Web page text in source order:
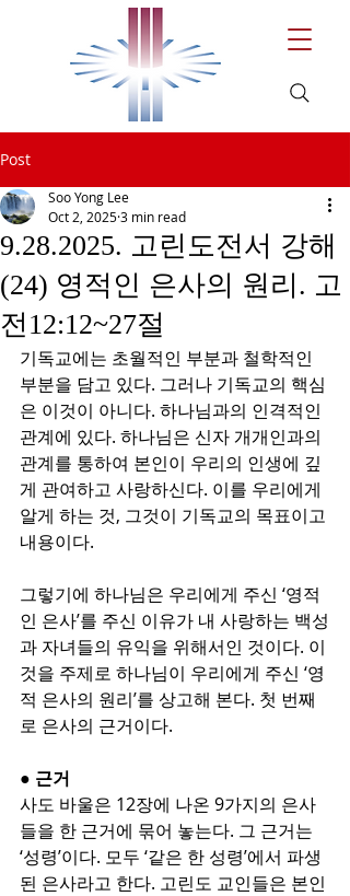
Post
9.28.2025. 고린도전서 강해
(24) 영적인 은사의 원리. 고
전12:12~27절
Soo Yong Lee
Oct 2, 20253 min read
기독교에는 초월적인 부분과 철학적인
부분을 담고 있다. 그러나 기독교의 핵심
은 이것이 아니다. 하나님과의 인격적인
관계에 있다. 하나님은 신자 개개인과의
관계를 통하여 본인이 우리의 인생에 깊
게 관여하고 사랑하신다. 이를 우리에게
알게 하는 것, 그것이 기독교의 목표이고
내용이다.
그렇기에 하나님은 우리에게 주신 ‘영적
인 은사’를 주신 이유가 내 사랑하는 백성
과 자녀들의 유익을 위해서인 것이다. 이
것을 주제로 하나님이 우리에게 주신 ‘영
적 은사의 원리’를 상고해 본다. 첫 번째
로 은사의 근거이다.
● 근거
사도 바울은 12장에 나온 9가지의 은사
들을 한 근거에 묶어 놓는다. 그 근거는
‘성령’이다. 모두 ‘같은 한 성령’에서 파생
된 은사라고 한다. 고린도 교인들은 본인